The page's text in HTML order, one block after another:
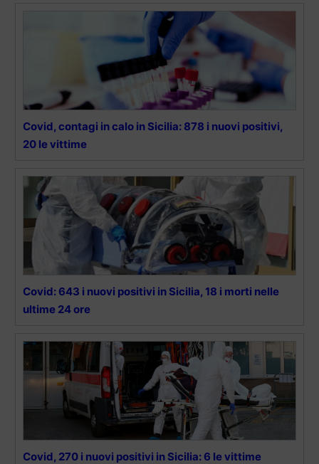
Covid, contagi in calo in Sicilia: 878 i nuovi positivi,
20 le vittime
Covid: 643 i nuovi positivi in Sicilia, 18 i morti nelle
ultime 24 ore
Covid, 270 i nuovi positivi in Sicilia: 6 le vittime